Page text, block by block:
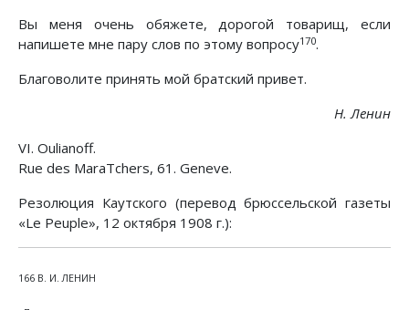
Вы меня очень обяжете, дорогой товарищ, если
напишете мне пару слов по этому вопросу170.
Благоволите принять мой братский привет.
Н. Ленин
VI. Oulianoff.
Rue des MaraTchers, 61. Geneve.
Резолюция Каутского (перевод брюссельской газеты
«Le Peuple», 12 октября 1908 г.):
166 В. И. ЛЕНИН